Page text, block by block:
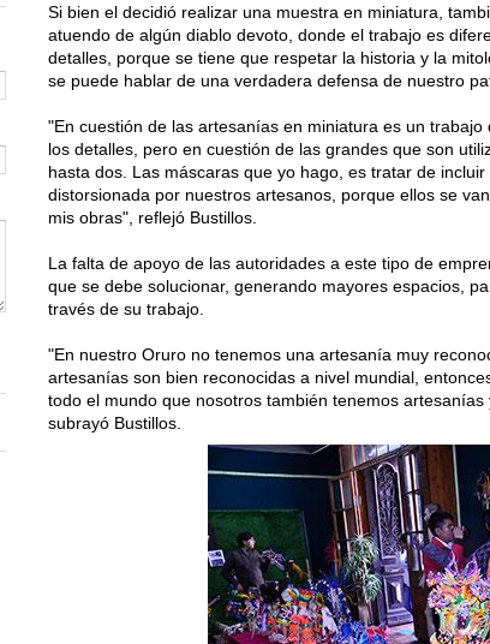
Si bien el decidió realizar una muestra en miniatura,
atuendo de algún diablo devoto, donde el trabajo es
detalles, porque se tiene que respetar la historia y la
se puede hablar de una verdadera defensa de nuestro
"En cuestión de las artesanías en miniatura es un
los detalles, pero en cuestión de las grandes que son
hasta dos. Las máscaras que yo hago, es tratar de
distorsionada por nuestros artesanos, porque ellos se
mis obras", reflejó Bustillos.
La falta de apoyo de las autoridades a este tipo de
que se debe solucionar, generando mayores espacios,
través de su trabajo.
"En nuestro Oruro no tenemos una artesanía muy
artesanías son bien reconocidas a nivel mundial,
todo el mundo que nosotros también tenemos
subrayó Bustillos.